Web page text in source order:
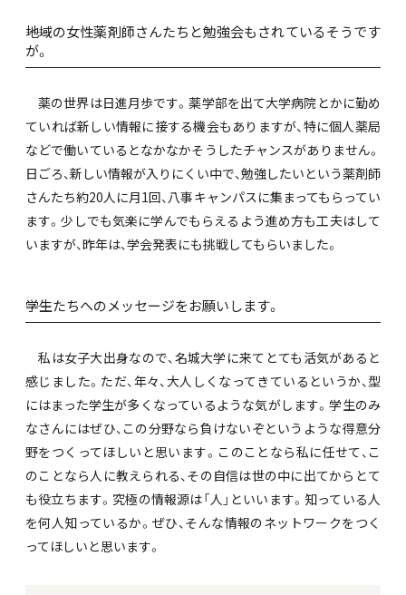
――地域の女性薬剤師さんたちと勉強会もされているそうです
が。
薬の世界は日進月歩です。薬学部を出て大学病院とかに勤め
ていれば新しい情報に接する機会もありますが、特に個人薬局
などで働いているとなかなかそうしたチャンスがありません。
日ごろ、新しい情報が入りにくい中で、勉強したいという薬剤師
さんたち約20人に月1回、八事キャンパスに集まってもらってい
ます。少しでも気楽に学んでもらえるよう進め方も工夫はして
いますが、昨年は、学会発表にも挑戦してもらいました。
――学生たちへのメッセージをお願いします。
私は女子大出身なので、名城大学に来てとても活気があると
感じました。ただ、年々、大人しくなってきているというか、型
にはまった学生が多くなっているような気がします。学生のみ
なさんにはぜひ、この分野なら負けないぞというような得意分
野をつくってほしいと思います。このことなら私に任せて、こ
のことなら人に教えられる、その自信は世の中に出てからとて
も役立ちます。究極の情報源は「人」といいます。知っている人
を何人知っているか。ぜひ、そんな情報のネットワークをつく
ってほしいと思います。